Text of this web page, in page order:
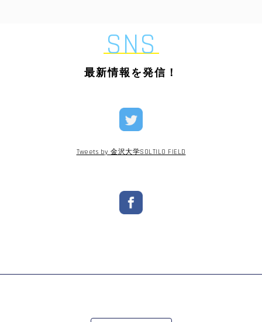
SNS
最新情報を発信！
Tweets by 金沢大学SOLTILO FIELD